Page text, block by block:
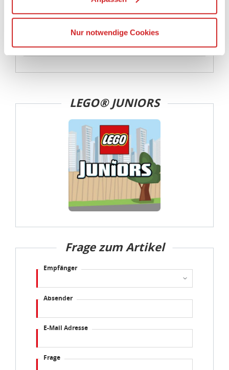
Wenn Sie auf „Alles erlauben“, klicken, werden ein Teil
Ihrer personenbezogener Daten in die USA übertragen.
Die USA ist ein Drittland, dass nicht von einem
Schutzniveau für personenbezogene Daten bietet. Durch
Verbindung mit zusätzlichen Maßnahmen zur Sicherung
eines angemessenen Schutzniveaus, garantieren wir,
dass die Datenschutzvorgaben der EU auch bei der
Verarbeitung von Daten in den USA eingehalten werden.
Sie können die Cookie-Einwilligung jederzeit links unten
auf Ihrem Bildschirm anpassen und damit widerrufen.
idee+spiel Betriebs-GmbH
DatenschutzbestimmungenundImpressum
Nur notwendige Cookies
Achtung! Nicht für Kinder unter 3 Jahren
geeignet, da Kleinteile verschluckt werden
können. Erstickungsgefahr!
LEGO® JUNIORS
Frage zum Artikel
Empfänger
Absender
E-Mail Adresse
Frage